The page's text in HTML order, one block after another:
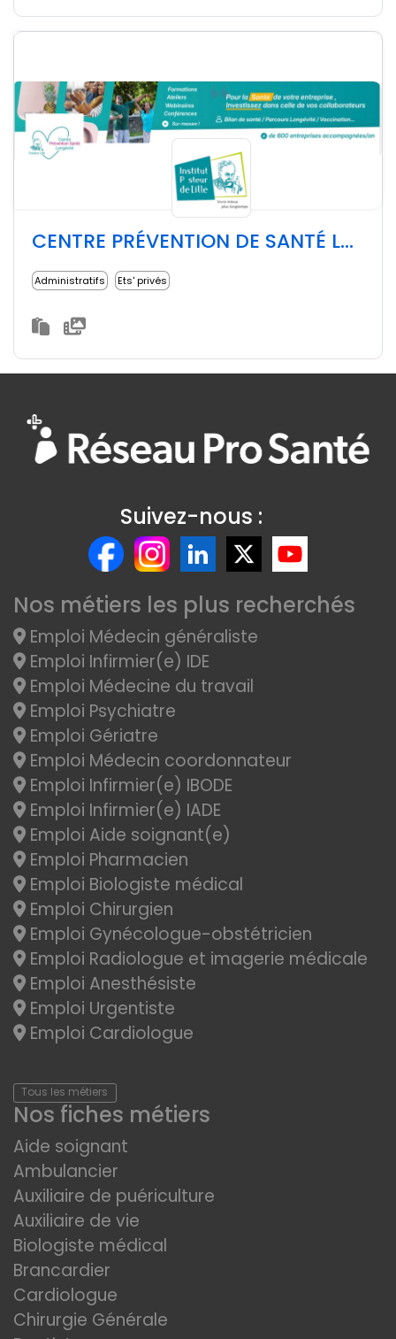
CENTRE PRÉVENTION DE SANTÉ LONGEVITÉ DE L'INSTITUT PASTEUR DE LILLE
Administratifs Ets' privés
Suivez-nous :
Nos métiers les plus recherchés
Emploi Médecin généraliste
Emploi Infirmier(e) IDE
Emploi Médecine du travail
Emploi Psychiatre
Emploi Gériatre
Emploi Médecin coordonnateur
Emploi Infirmier(e) IBODE
Emploi Infirmier(e) IADE
Emploi Aide soignant(e)
Emploi Pharmacien
Emploi Biologiste médical
Emploi Chirurgien
Emploi Gynécologue-obstétricien
Emploi Radiologue et imagerie médicale
Emploi Anesthésiste
Emploi Urgentiste
Emploi Cardiologue
Tous les métiers
Nos fiches métiers
Aide soignant
Ambulancier
Auxiliaire de puériculture
Auxiliaire de vie
Biologiste médical
Brancardier
Cardiologue
Chirurgie Générale